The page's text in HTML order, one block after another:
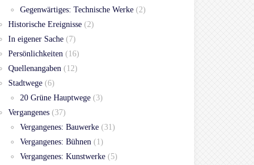
Gegenwärtiges: Technische Werke (2)
Historische Ereignisse (2)
In eigener Sache (7)
Persönlichkeiten (16)
Quellenangaben (12)
Stadtwege (6)
20 Grüne Hauptwege (3)
Vergangenes (37)
Vergangenes: Bauwerke (31)
Vergangenes: Bühnen (1)
Vergangenes: Kunstwerke (5)